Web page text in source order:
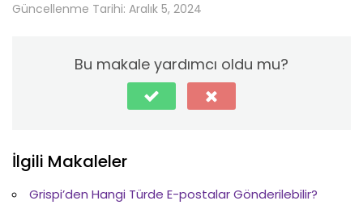
Güncellenme Tarihi: Aralık 5, 2024
Bu makale yardımcı oldu mu?
İlgili Makaleler
Grispi’den Hangi Türde E-postalar Gönderilebilir?